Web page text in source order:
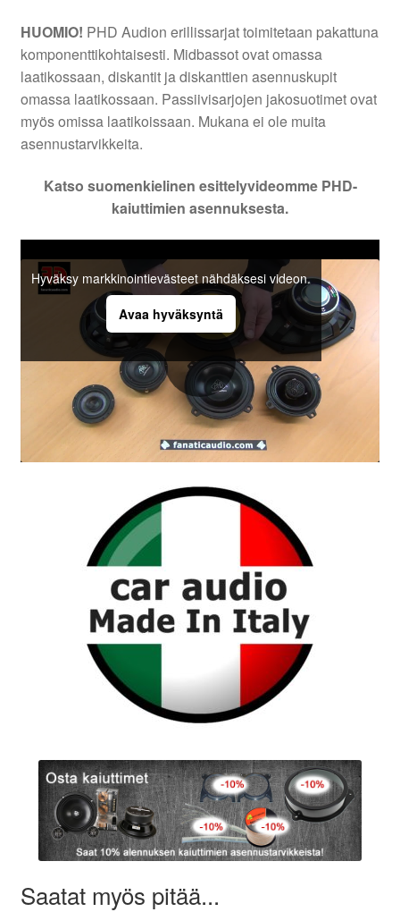
HUOMIO! PHD Audion erillissarjat toimitetaan pakattuna
komponenttikohtaisesti. Midbassot ovat omassa
laatikossaan, diskantit ja diskanttien asennuskupit
omassa laatikossaan. Passiivisarjojen jakosuotimet ovat
myös omissa laatikoissaan. Mukana ei ole muita
asennustarvikkeita.
Katso suomenkielinen esittelyvideomme PHD-
kaiuttimien asennuksesta.
Hyväksy markkinointievästeet nähdäksesi videon.
Avaa hyväksyntä
Saatat myös pitää...